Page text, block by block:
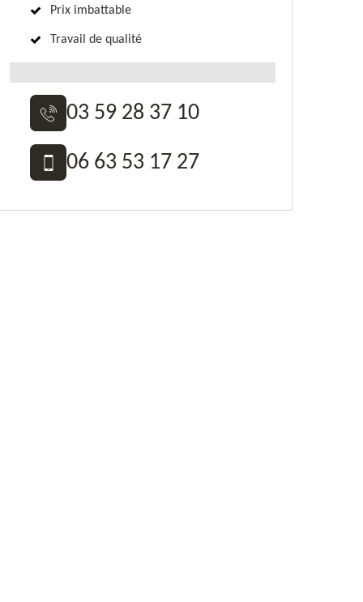
Prix imbattable
Travail de qualité
03 59 28 37 10
06 63 53 17 27